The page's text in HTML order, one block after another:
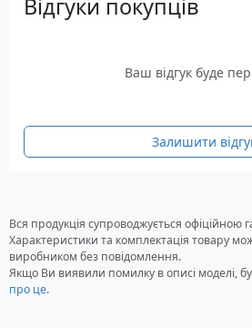
продуктивність Wi-Fi та значно
мережного обладнання. Немає
встановлювати додаткове
Характеристики
Wi-Fi: 5 GHz 802.11ax/ac/n/a,
802.11a/b/g/n
Відгуки покупців
Ваш відгук буде
Залишити
Вся продукція супроводжується офіційною
Характеристики та комплектація товару
виробником без повідомлення.
Якщо Ви виявили помилку в описі моделі,
про це.